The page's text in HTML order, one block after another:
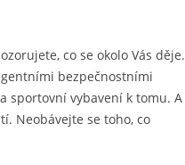
co se okolo Vás děje.
bezpečnostními
sportovní vybavení k tomu. A
Neobávejte se toho, co